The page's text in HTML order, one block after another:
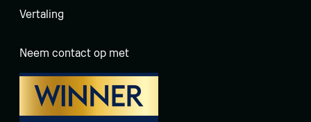
Vertaling
Neem contact op met